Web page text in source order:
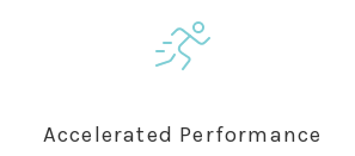
Accelerated Performance